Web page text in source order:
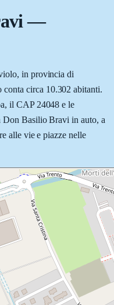
—
in provincia di
circa 10.302 abitanti.
il CAP 24048 e le
Don Basilio Bravi in auto, a
alle vie e piazze nelle